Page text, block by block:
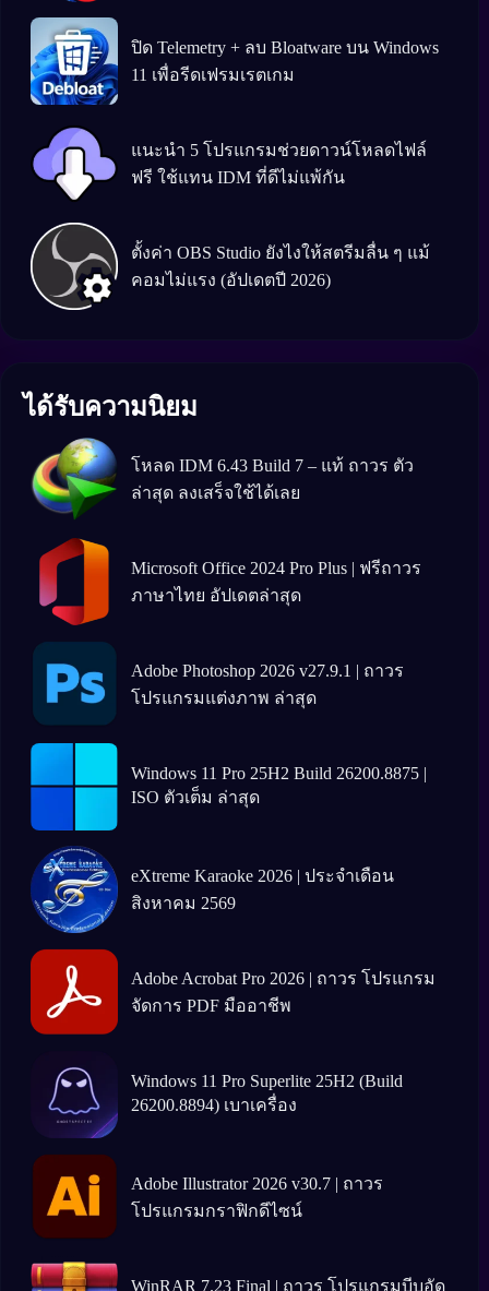
ปิด Telemetry + ลบ Bloatware บน Windows
11 เพื่อรีดเฟรมเรตเกม
แนะนำ 5 โปรแกรมช่วยดาวน์โหลดไฟล์
ฟรี ใช้แทน IDM ที่ดีไม่แพ้กัน
ตั้งค่า OBS Studio ยังไงให้สตรีมลื่น ๆ แม้
คอมไม่แรง (อัปเดตปี 2026)
ได้รับความนิยม
โหลด IDM 6.43 Build 7 – แท้ ถาวร ตัว
ล่าสุด ลงเสร็จใช้ได้เลย
Microsoft Office 2024 Pro Plus | ฟรีถาวร
ภาษาไทย อัปเดตล่าสุด
Adobe Photoshop 2026 v27.9.1 | ถาวร
โปรแกรมแต่งภาพ ล่าสุด
Windows 11 Pro 25H2 Build 26200.8875 |
ISO ตัวเต็ม ล่าสุด
eXtreme Karaoke 2026 | ประจำเดือน
สิงหาคม 2569
Adobe Acrobat Pro 2026 | ถาวร โปรแกรม
จัดการ PDF มืออาชีพ
Windows 11 Pro Superlite 25H2 (Build
26200.8894) เบาเครื่อง
Adobe Illustrator 2026 v30.7 | ถาวร
โปรแกรมกราฟิกดีไซน์
WinRAR 7.23 Final | ถาวร โปรแกรมบีบอัด